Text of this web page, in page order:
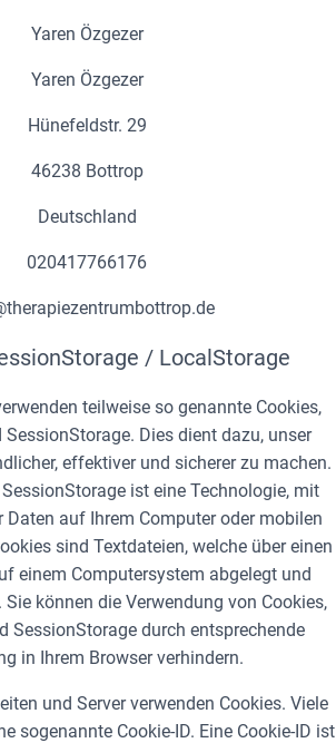
Yaren Özgezer
Yaren Özgezer
Hünefeldstr. 29
46238 Bottrop
Deutschland
020417766176
/ LocalStorage
teilweise so genannte Cookies,
Dies dient dazu, unser
effektiver und sicherer zu machen.
ist eine Technologie, mit
Daten auf Ihrem Computer oder mobilen
sind Textdateien, welche über einen
einem Computersystem abgelegt und
können die Verwendung von Cookies,
SessionStorage durch entsprechende
in Ihrem Browser verhindern.
und Server verwenden Cookies. Viele
sogenannte Cookie-ID. Eine Cookie-ID ist